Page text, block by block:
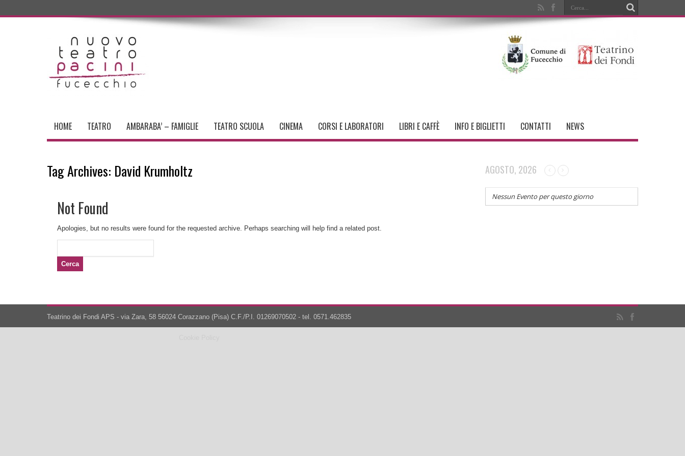
HOME TEATRO AMBARABA’ – FAMIGLIE TEATRO SCUOLA CINEMA CORSI E LABORATORI LIBRI E CAFFÈ INFO E BIGLIETTI CONTATTI NEWS
Tag Archives: David Krumholtz
Not Found
Apologies, but no results were found for the requested archive. Perhaps searching will help find a related post.
AGOSTO, 2026
Nessun Evento per questo giorno
Teatrino dei Fondi APS - via Zara, 58 56024 Corazzano (Pisa) C.F./P.I. 01269070502 - tel. 0571.462835